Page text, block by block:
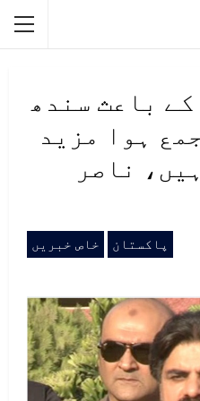
باعث سندھ
ہوا مزید
ناصر
پاکستان خاص خبریں